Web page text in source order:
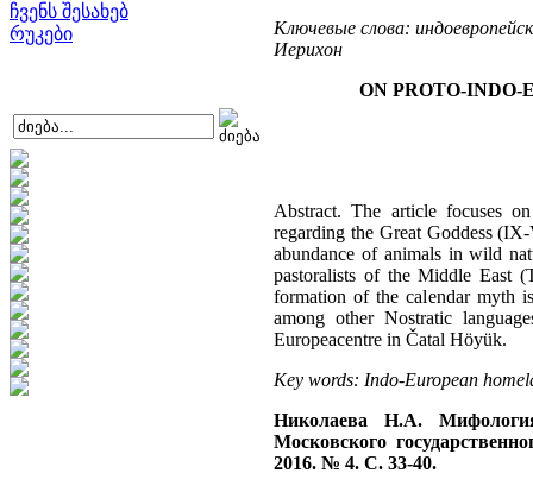
ჩვენს შესახებ
რუკები
Ключевые слова:
Иерихон
ON PROTO-INDO-
Abstract. The article focuses
regarding the Great Goddess
abundance of animals in wild
pastoralists of the Middle East
formation of the calendar myth
among other Nostratic
Europeacentre in Čatal Höyük.
Key words: Indo-European
Николаева Н.А.
Московского
2016. № 4. С. 33-40.